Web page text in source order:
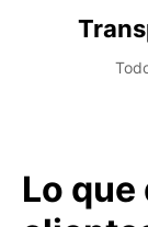
Lo